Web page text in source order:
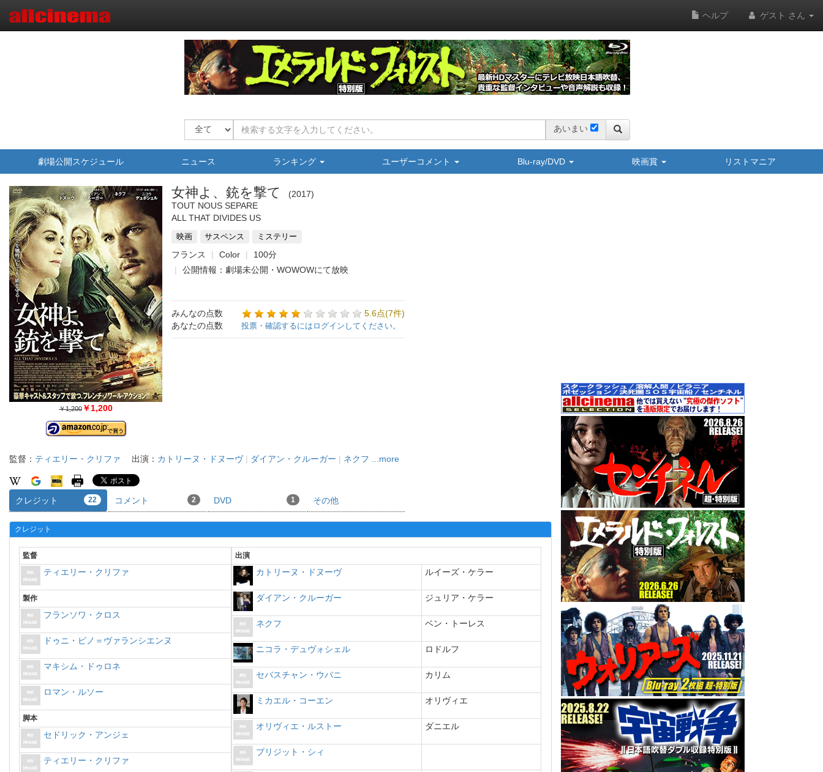
ヘルプ ゲスト さん
あいまい
劇場公開スケジュール ニュース ランキング ユーザーコメント Blu-ray/DVD 映画賞 リストマニア
￥1,200 ￥1,200
女神よ、銃を撃て
2017
TOUT NOUS SEPARE
ALL THAT DIVIDES US
映画 サスペンス ミステリー
フランス Color
100分
公開情報：劇場未公開・WOWOWにて放映
みんなの点数
5.6点(7件)
あなたの点数
投票・確認するにはログインしてください。
監督： ティエリー・クリファ 出演： カトリーヌ・ドヌーヴ | ダイアン・クルーガー | ネクフ ...more
クレジット 22 コメント 2 DVD 1 その他
クレジット
監督
ティエリー・クリファ
製作
フランソワ・クロス
ドゥニ・ピノ＝ヴァランシエンヌ
マキシム・ドゥロネ
ロマン・ルソー
脚本
セドリック・アンジェ
ティエリー・クリファ
出演
カトリーヌ・ドヌーヴ ルイーズ・ケラー
ダイアン・クルーガー ジュリア・ケラー
ネクフ ベン・トーレス
ニコラ・デュヴォシェル ロドルフ
セバスチャン・ウバニ カリム
ミカエル・コーエン オリヴィエ
オリヴィエ・ルストー ダニエル
ブリジット・シィ